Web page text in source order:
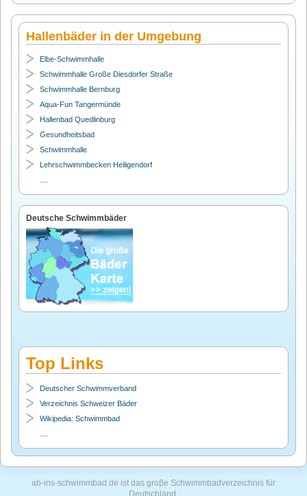
Hallenbäder in der Umgebung
Elbe-Schwimmhalle
Schwimmhalle Große Diesdorfer Straße
Schwimmhalle Bernburg
Aqua-Fun Tangermünde
Hallenbad Quedlinburg
Gesundheitsbad
Schwimmhalle
Lehrschwimmbecken Heiligendorf
Deutsche Schwimmbäder
Top Links
Deutscher Schwimmverband
Verzeichnis Schweizer Bäder
Wikipedia: Schwimmbad
ab-ins-schwimmbad.de ist das groβe Schwimmbadverzeichnis für
Deutschland.